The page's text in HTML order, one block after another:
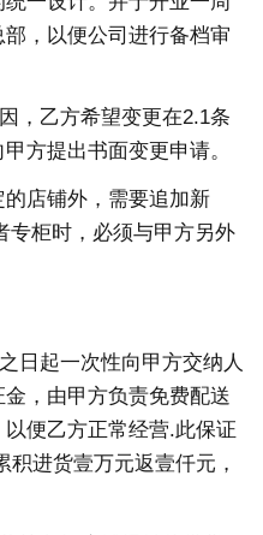
，以便公司进行备档审
，乙方希望变更在2.1条
方提出书面变更申请。
店铺外，需要追加新
专柜时，必须与甲方另外
日起一次性向甲方交纳人
，由甲方负责免费配送
便乙方正常经营.此保证
进货壹万元返壹仟元，